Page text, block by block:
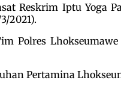
Reskrim Iptu Yoga
2021).
Polres
Pertamina